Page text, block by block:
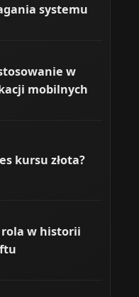
systemu
w
mobilnych
kursu złota?
rola w historii